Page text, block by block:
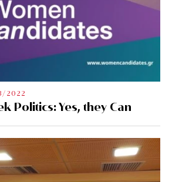
2022
Politics: Yes, they Can